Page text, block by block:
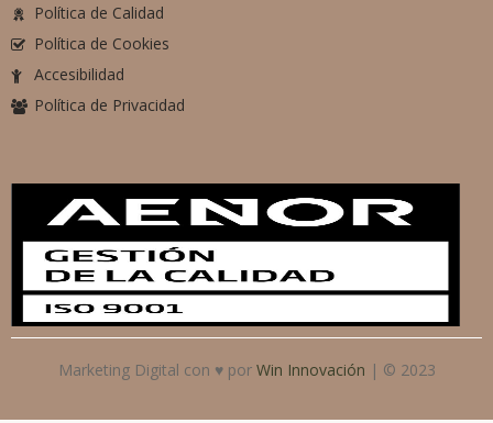
Política de Calidad
Política de Cookies
Accesibilidad
Política de Privacidad
Marketing Digital con ♥ por Win Innovación | © 2023